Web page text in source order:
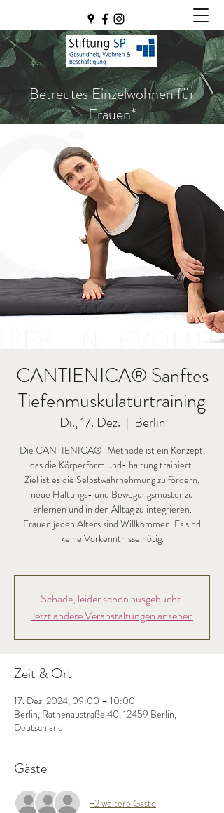
Betreutes Einzelwohnen für
Frauen*
CANTIENICA® Sanftes
Tiefenmuskulaturtraining
Di., 17. Dez.
  |
Berlin
Die CANTIENICA®-Methode ist ein Konzept,
das die Körperform und- haltung trainiert.
Ziel ist es die Selbstwahrnehmung zu fördern,
neue Haltungs- und Bewegungsmuster zu
erlernen und in den Alltag zu integrieren.
Frauen jeden Alters sind Willkommen. Es sind
keine Vorkenntnisse nötig.
Schade, leider schon ausgebucht.
Jetzt andere Veranstaltungen ansehen
Zeit & Ort
17. Dez. 2024, 09:00 – 10:00
Berlin, Rathenaustraße 40, 12459 Berlin,
Deutschland
Gäste
+2 weitere Gäste